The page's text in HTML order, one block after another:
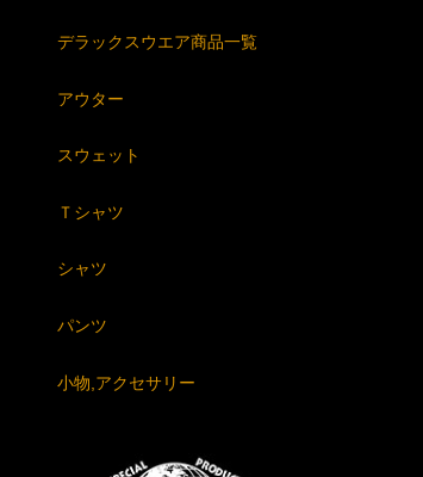
デラックスウエア商品一覧
アウター
スウェット
Ｔシャツ
シャツ
パンツ
小物,アクセサリー